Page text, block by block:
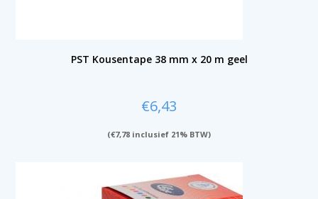
PST Kousentape 38 mm x 20 m geel
€6,43
(€7,78 inclusief 21% BTW)